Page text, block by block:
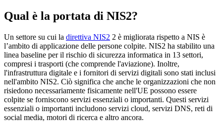
Qual è la portata di NIS2?
Un settore su cui la direttiva NIS2 2 è migliorata rispetto a NIS è
l’ambito di applicazione delle persone colpite. NIS2 ha stabilito una
linea baseline per il rischio di sicurezza informatica in 13 settori,
compresi i trasporti (che comprende l'aviazione). Inoltre,
l'infrastruttura digitale e i fornitori di servizi digitali sono stati inclusi
nell'ambito NIS2. Ciò significa che anche le organizzazioni che non
risiedono necessariamente fisicamente nell'UE possono essere
colpite se forniscono servizi essenziali o importanti. Questi servizi
essenziali o importanti includono servizi cloud, servizi DNS, reti di
social media, motori di ricerca e altro ancora.